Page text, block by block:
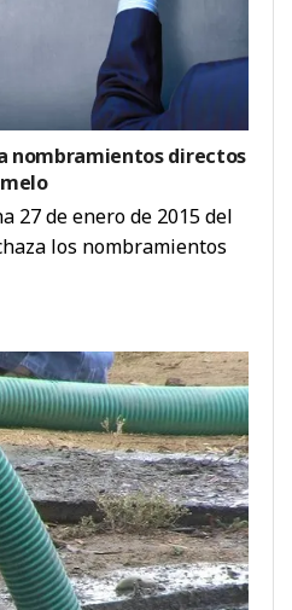
nombramientos directos
27 de enero de 2015 del
los nombramientos